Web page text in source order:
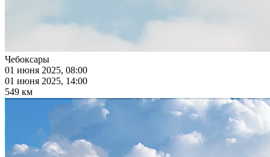
Чебоксары
01 июня 2025, 08:00
01 июня 2025, 14:00
549 км